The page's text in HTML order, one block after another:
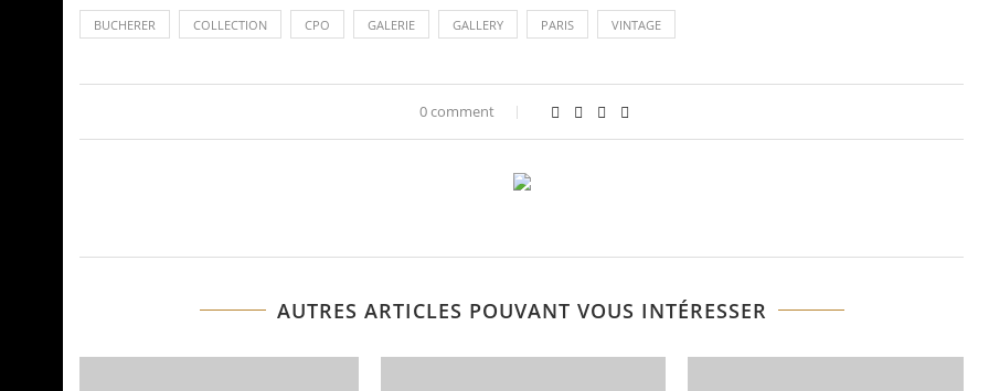
BUCHERER COLLECTION CPO GALERIE GALLERY PARIS VINTAGE
0 comment
AUTRES ARTICLES POUVANT VOUS INTÉRESSER